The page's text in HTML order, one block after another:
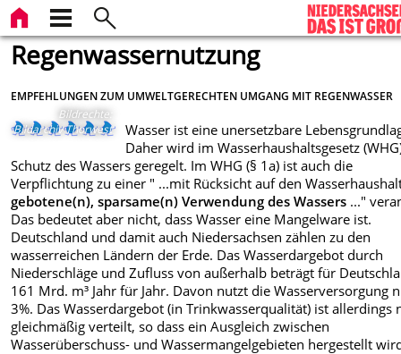
Regenwassernutzung
EMPFEHLUNGEN ZUM UMWELTGERECHTEN UMGANG MIT REGENWASSER
Bildrechte
Bildarchiv Thorwest
Wasser ist eine unersetzbare
Daher wird im Wasserhaushaltsgesetz
Schutz des Wassers geregelt. Im WHG (§ 1a) ist auch die
Verpflichtung zu einer " ...mit Rücksicht auf den
gebotene(n), sparsame(n) Verwendung des Wassers ..."
Das bedeutet aber nicht, dass Wasser eine Mangelware ist.
Deutschland und damit auch Niedersachsen zählen zu den
wasserreichen Ländern der Erde. Das Wasserdargebot durch
Niederschläge und Zufluss von außerhalb beträgt für
161 Mrd. m³ Jahr für Jahr. Davon nutzt die Wasserversorgung
3%. Das Wasserdargebot (in Trinkwasserqualität) ist allerdings
gleichmäßig verteilt, so dass ein Ausgleich zwischen
Wasserüberschuss- und Wassermangelgebieten hergestellt